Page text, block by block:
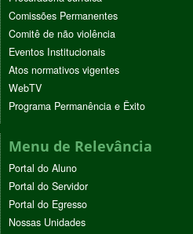
Comissões Permanentes
Comitê de não violência
Eventos Institucionais
Atos normativos vigentes
WebTV
Programa Permanência e Êxito
Menu de Relevância
Portal do Aluno
Portal do Servidor
Portal do Egresso
Nossas Unidades